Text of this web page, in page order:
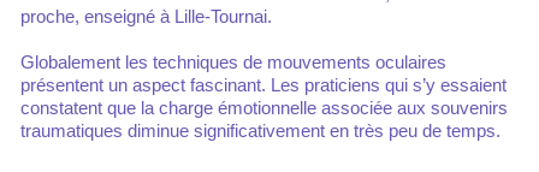
proche, enseigné à Lille-Tournai.
Globalement les techniques de mouvements oculaires
présentent un aspect fascinant. Les praticiens qui s’y essaient
constatent que la charge émotionnelle associée aux souvenirs
traumatiques diminue significativement en très peu de temps.